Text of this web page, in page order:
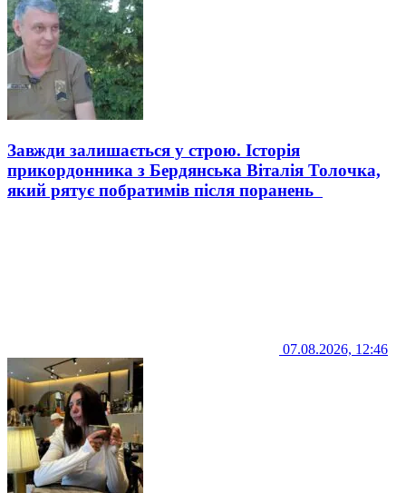
Завжди залишається у строю. Історія
прикордонника з Бердянська Віталія Толочка,
який рятує побратимів після поранень
07.08.2026, 12:46